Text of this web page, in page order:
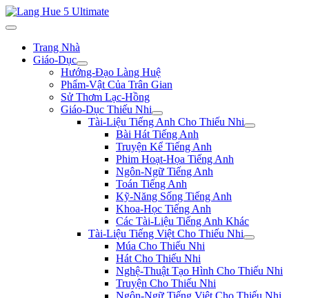
Trang Nhà
Giáo-Dục
Hướng-Đạo Làng Huệ
Phẩm-Vật Của Trân Gian
Sử Thơm Lạc-Hồng
Giáo-Dục Thiếu Nhi
Tài-Liệu Tiếng Anh Cho Thiếu Nhi
Bài Hát Tiếng Anh
Truyện Kể Tiếng Anh
Phim Hoạt-Họa Tiếng Anh
Ngôn-Ngữ Tiếng Anh
Toán Tiếng Anh
Kỹ-Năng Sống Tiếng Anh
Khoa-Học Tiếng Anh
Các Tài-Liệu Tiếng Anh Khác
Tài-Liệu Tiếng Việt Cho Thiếu Nhi
Múa Cho Thiếu Nhi
Hát Cho Thiếu Nhi
Nghệ-Thuật Tạo Hình Cho Thiếu Nhi
Truyện Cho Thiếu Nhi
Ngôn-Ngữ Tiếng Việt Cho Thiếu Nhi